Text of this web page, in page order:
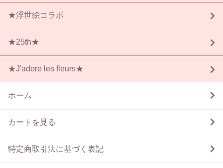
★浮世絵コラボ
★25th★
★J'adore les fleurs★
ホーム
カートを見る
特定商取引法に基づく表記